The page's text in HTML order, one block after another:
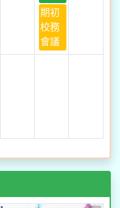
期初
校務
會議